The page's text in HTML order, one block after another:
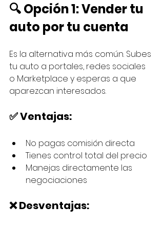
🔍 Opción 1: Vender tu
auto por tu cuenta
Es la alternativa más común. Subes
tu auto a portales, redes sociales
o Marketplace y esperas a que
aparezcan interesados.
✅ Ventajas:
No pagas comisión directa
Tienes control total del precio
Manejas directamente las
negociaciones
❌ Desventajas: